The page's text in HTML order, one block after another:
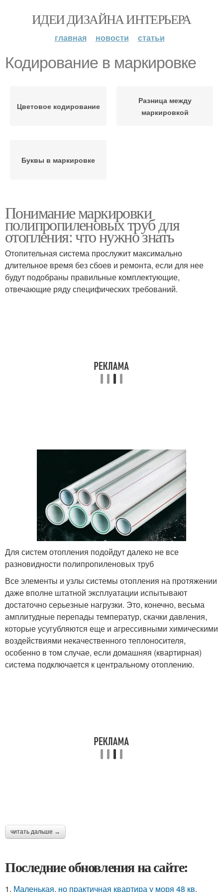
ИДЕИ ДИЗАЙНА ИНТЕРЬЕРА
главная новости статьи
Кодирование в маркировке
Цветовое кодирование
Разница между
маркировкой
Буквы в маркировке
Понимание маркировки
полипропиленовых труб для
отопления: что нужно знать
Отопительная система прослужит максимально
длительное время без сбоев и ремонта, если для нее
будут подобраны правильные комплектующие,
отвечающие ряду специфических требований.
Для систем отопления подойдут далеко не все
разновидности полипропиленовых труб
Все элементы и узлы системы отопления на протяжении
даже вполне штатной эксплуатации испытывают
достаточно серьезные нагрузки. Это, конечно, весьма
амплитудные перепады температур, скачки давления,
которые усугубляются еще и агрессивными химическими
воздействиями некачественного теплоносителя,
особенно в том случае, если домашняя (квартирная)
система подключается к центральному отоплению.
читать дальше →
Последние обновления на сайте:
1. Маленькая, но практичная квартира у моря 48 кв.